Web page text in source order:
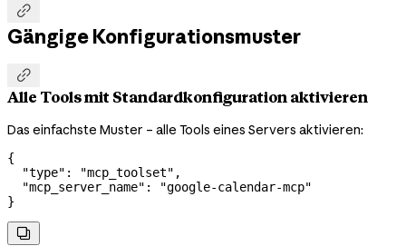

Gängige Konfigurationsmuster

Alle Tools mit Standardkonfiguration aktivieren
Das einfachste Muster – alle Tools eines Servers aktivieren:
{
  "type"
: "mcp_toolset" ,
  "mcp_server_name"
:
"google-calendar-mcp"
}
